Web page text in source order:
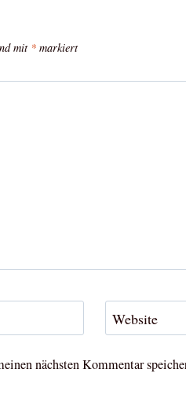
mit * markiert
Website
nächsten Kommentar